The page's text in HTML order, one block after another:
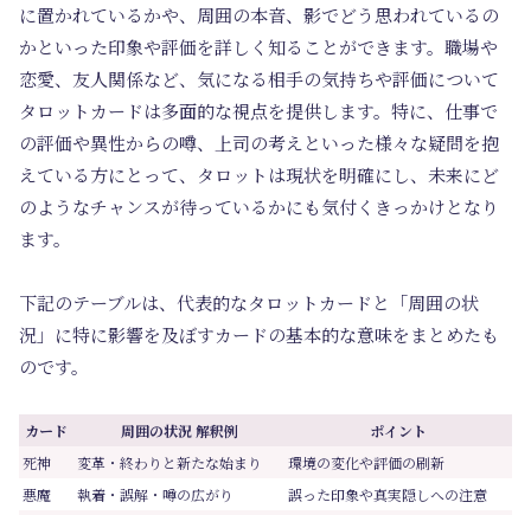
に置かれているかや、周囲の本音、影でどう思われているの
かといった印象や評価を詳しく知ることができます。職場や
恋愛、友人関係など、気になる相手の気持ちや評価について
タロットカードは多面的な視点を提供します。特に、仕事で
の評価や異性からの噂、上司の考えといった様々な疑問を抱
えている方にとって、タロットは現状を明確にし、未来にど
のようなチャンスが待っているかにも気付くきっかけとなり
ます。
下記のテーブルは、代表的なタロットカードと「周囲の状
況」に特に影響を及ぼすカードの基本的な意味をまとめたも
のです。
カード 周囲の状況 解釈例
ポイント
死神
変革・終わりと新たな始まり
環境の変化や評価の刷新
悪魔
執着・誤解・噂の広がり
誤った印象や真実隠しへの注意